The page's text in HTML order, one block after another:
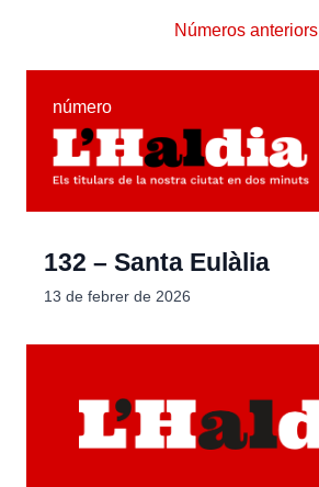
Números anteriors
número
132 – Santa Eulàlia
13 de febrer de 2026